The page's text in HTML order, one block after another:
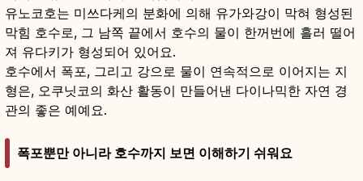
유노코호는 미쓰다케의 분화에 의해 유가와강이 막혀 형성된
막힘 호수로, 그 남쪽 끝에서 호수의 물이 한꺼번에 흘러 떨어
져 유다키가 형성되어 있어요.
호수에서 폭포, 그리고 강으로 물이 연속적으로 이어지는 지
형은, 오쿠닛코의 화산 활동이 만들어낸 다이나믹한 자연 경
관의 좋은 예예요.
폭포뿐만 아니라 호수까지 보면 이해하기 쉬워요